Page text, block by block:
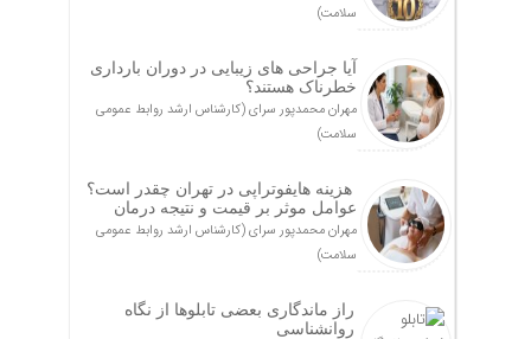
سلامت)
آیا جراحی های زیبایی در دوران بارداری
خطرناک هستند؟
مهران محمدپور سرای (کارشناس ارشد روابط عمومی
سلامت)
هزینه هایفوتراپی در تهران چقدر است؟
عوامل موثر بر قیمت و نتیجه درمان
مهران محمدپور سرای (کارشناس ارشد روابط عمومی
سلامت)
راز ماندگاری بعضی تابلوها از نگاه
روانشناسی